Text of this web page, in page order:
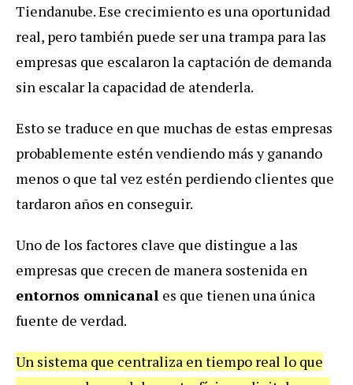
Tiendanube. Ese crecimiento es una oportunidad
real, pero también puede ser una trampa para las
empresas que escalaron la captación de demanda
sin escalar la capacidad de atenderla.
Esto se traduce en que muchas de estas empresas
probablemente estén vendiendo más y ganando
menos o que tal vez estén perdiendo clientes que
tardaron años en conseguir.
Uno de los factores clave que distingue a las
empresas que crecen de manera sostenida en
entornos omnicanal es que tienen una única
fuente de verdad.
Un sistema que centraliza en tiempo real lo que